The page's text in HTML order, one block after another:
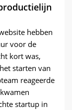
hebben
voor de
kort was,
starten van
reageerde
startup in